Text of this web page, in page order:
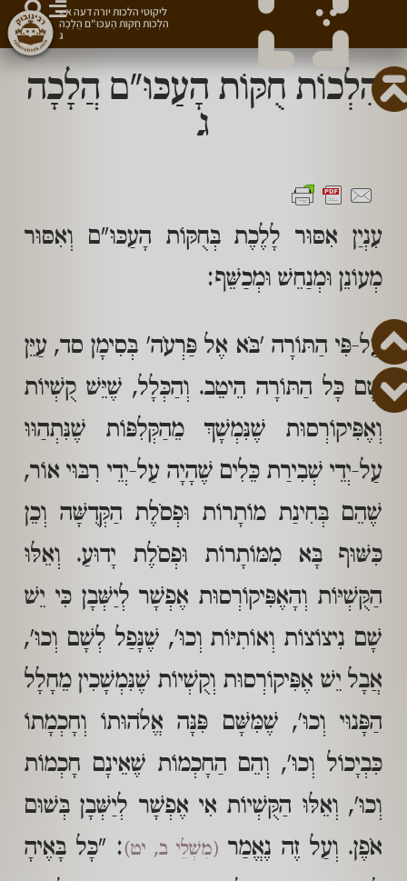
הִלְכוֹת חֻקּוֹת הָעַכּוּ"ם הֲלָכָה
ג
עִנְיַן אִסּוּר לָלֶכֶת בְּחֻקּוֹת הָעַכּוּ"ם וְאִסּוּר
מְעוֹנֵן וּמְנַחֵשׁ וּמְכַשֵּׁף:
עַל-פִּי הַתּוֹרָה 'בֹּא אֶל פַּרְעֹה' בְּסִימָן סד, עַיֵּן
שָׁם כָּל הַתּוֹרָה הֵיטֵב. וְהַכְּלָל, שֶׁיֵּשׁ קֻשְׁיוֹת
וְאֶפִּיקוֹרְסוּת שֶׁנִּמְשָׁךְ מֵהַקְּלִפּוֹת שֶׁנִּתְהַוּוּ
עַל-יְדֵי שְׁבִירַת כֵּלִים שֶׁהָיָה עַל-יְדֵי רִבּוּי אוֹר,
שֶׁהֵם בְּחִינַת מוֹתָרוֹת וּפְסֹלֶת הַקְּדֻשָּׁה וְכֵן
כִּשּׁוּף בָּא מִמּוֹתָרוֹת וּפְסֹלֶת יָדוּעַ. וְאֵלּוּ
הַקֻּשְׁיּוֹת וְהָאֶפִּיקוֹרְסוּת אֶפְשָׁר לְיַשְּׁבָן כִּי יֵשׁ
שָׁם נִיצוֹצוֹת וְאוֹתִיּוֹת וְכוּ', שֶׁנָּפַל לְשָׁם וְכוּ',
אֲבָל יֵשׁ אֶפִּיקוֹרְסוּת וְקֻשְׁיוֹת שֶׁנִּמְשָׁכִין מֵחָלָל
הַפָּנוּי וְכוּ', שֶׁמִּשָּׁם פִּנָּה אֱלֹהוּתוֹ וְחָכְמָתוֹ
כִּבְיָכוֹל וְכוּ', וְהֵם הַחָכְמוֹת שֶׁאֵינָם חָכְמוֹת
וְכוּ', וְאֵלּוּ הַקֻּשְׁיוֹת אִי אֶפְשָׁר לְיַשְּׁבָן בְּשׁוּם
אֹפֶן. וְעַל זֶה נֶאֱמַר (מִשְׁלֵי ב, יט): "כָּל בָּאֶיהָ
ליקוטי הלכות יורה דעה א»
הִלְכוֹת חֻקּוֹת הָעַכּוּ"ם הֲלָכָה
ג